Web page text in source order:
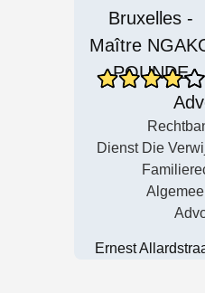
Dienst Die
Ernest